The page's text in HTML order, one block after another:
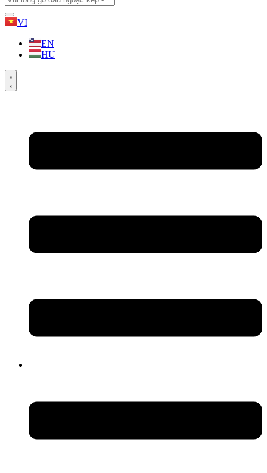
VI
EN
HU